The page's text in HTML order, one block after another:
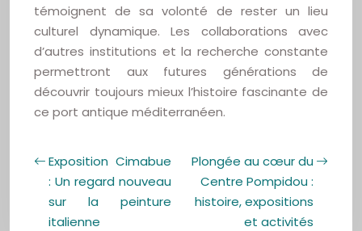
témoignent de sa volonté de rester un lieu
culturel dynamique. Les collaborations avec
d’autres institutions et la recherche constante
permettront aux futures générations de
découvrir toujours mieux l’histoire fascinante de
ce port antique méditerranéen.
Exposition Cimabue
: Un regard nouveau
sur la peinture
italienne
Plongée au cœur du
Centre Pompidou :
histoire, expositions
et activités